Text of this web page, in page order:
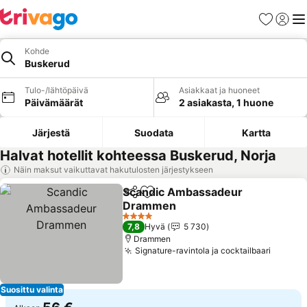
Suosikit
Kohde
Buskerud
Tulo-/lähtöpäivä
Päivämäärät
Asiakkaat ja huoneet
2 asiakasta, 1 huone
Järjestä Suodata Kartta
Halvat hotellit kohteessa Buskerud, Norja
Näin maksut vaikuttavat hakutulosten järjestykseen
Suosittu valinta
Jaa Lisää suosikkeihin
Scandic Ambassadeur
Drammen
Katso hinnat
4 Tähtiluokitus
7,8 Hyvä
5 730
Drammen
Signature-ravintola ja cocktailbaari